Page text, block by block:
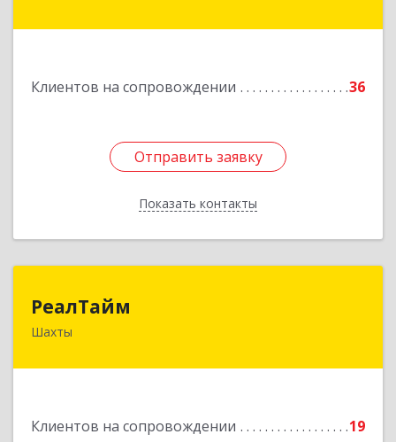
Клиентов на сопровождении 36
Отправить заявку
Показать контакты
Отправить заявку
Назад
РеалТайм
Шахты
Клиентов на сопровождении 19